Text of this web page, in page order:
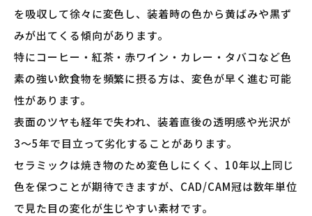
を吸収して徐々に変色し、装着時の色から黄ばみや黒ず
みが出てくる傾向があります。
特にコーヒー・紅茶・赤ワイン・カレー・タバコなど色
素の強い飲食物を頻繁に摂る方は、変色が早く進む可能
性があります。
表面のツヤも経年で失われ、装着直後の透明感や光沢が
3〜5年で目立って劣化することがあります。
セラミックは焼き物のため変色しにくく、10年以上同じ
色を保つことが期待できますが、CAD/CAM冠は数年単位
で見た目の変化が生じやすい素材です。